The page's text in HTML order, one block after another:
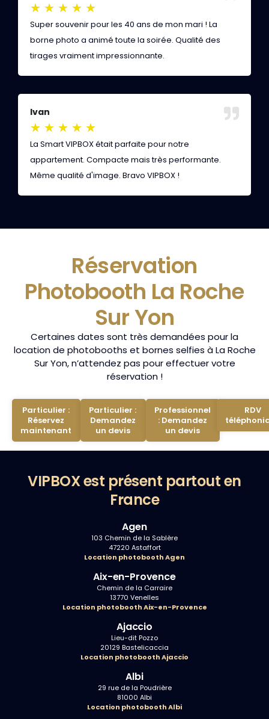
★ ★ ★ ★ ★
Super souvenir pour les 40 ans de mon mari ! La
borne photo a animé toute la soirée. Qualité des
tirages vraiment impressionnante.
Ivan
★ ★ ★ ★ ★
La Smart VIPBOX était parfaite pour notre
appartement. Compacte mais très performante.
Même qualité d'image. Bravo VIPBOX !
Réservation
Photobooth La Roche
Sur Yon
Certaines dates sont très demandées pour la
location de photobooths et bornes selfies à La Roche
Sur Yon, n’attendez pas pour effectuer votre
réservation !
Particulier :
Réservez
maintenant
Particulier :
Demandez
un devis
Professionnel
: Demandez
un devis
RDV
VIPBOX est présent partout en
France
Agen
103 Chemin de la Sablère
47220 Astaffort
Location photobooth Agen
Aix-en-Provence
Chemin de la Carraire
13770 Venelles
Location photobooth Aix-en-Provence
Ajaccio
Lieu-dit Pozzo
20129 Bastelicaccia
Location photobooth Ajaccio
Albi
29 rue de la Poudrière
81000 Albi
Location photobooth Albi